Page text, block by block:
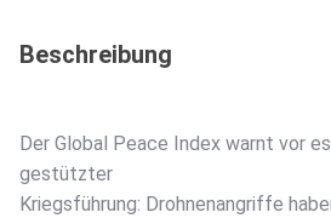
Beschreibung
Der Global Peace Index warnt vor
gestützter
Kriegsführung: Drohnenangriffe